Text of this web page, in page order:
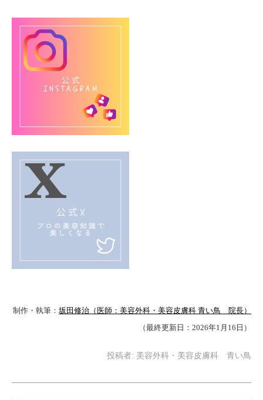
制作・執筆： 坂田修治（医師：美容外科・美容皮膚科 青い鳥 院長）
（最終更新日：2026年1月16日）
投稿者: 美容外科・美容皮膚科 青い鳥